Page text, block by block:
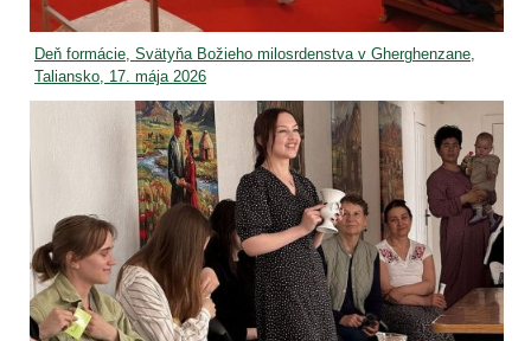
Deň formácie, Svätyňa Božieho milosrdenstva v Gherghenzane,
Taliansko, 17. mája 2026